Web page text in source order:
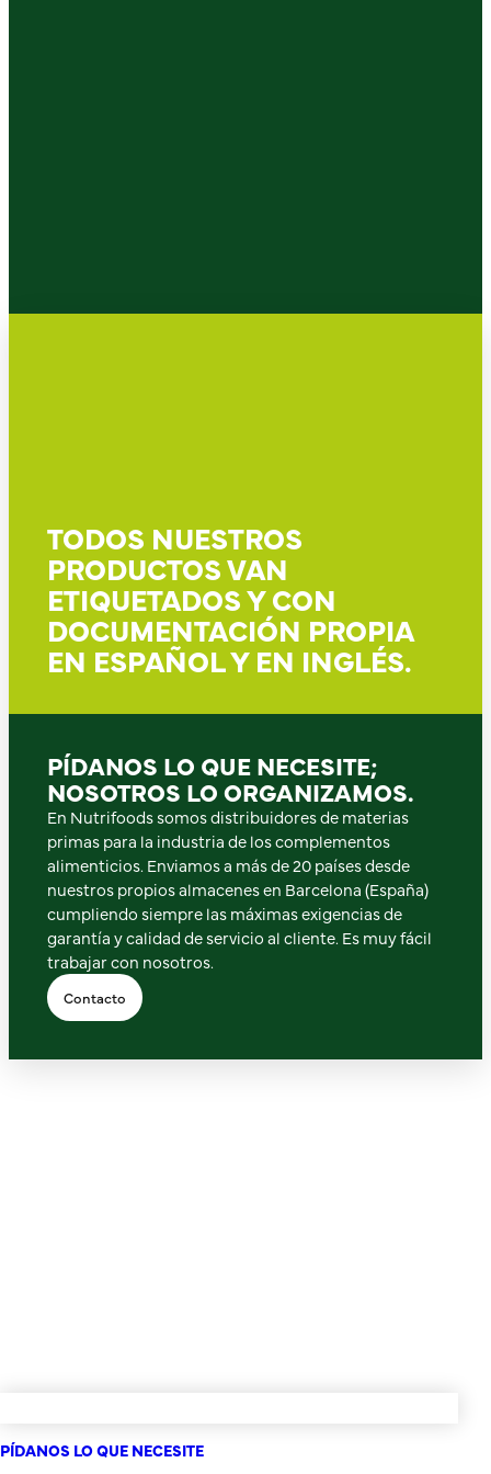
TODOS NUESTROS
PRODUCTOS VAN
ETIQUETADOS Y CON
DOCUMENTACIÓN PROPIA
EN ESPAÑOL Y EN INGLÉS.
PÍDANOS LO QUE NECESITE;
NOSOTROS LO ORGANIZAMOS.
En Nutrifoods somos distribuidores de materias
primas para la industria de los complementos
alimenticios. Enviamos a más de 20 países desde
nuestros propios almacenes en Barcelona (España)
cumpliendo siempre las máximas exigencias de
garantía y calidad de servicio al cliente. Es muy fácil
trabajar con nosotros.
Contacto
PÍDANOS LO QUE NECESITE